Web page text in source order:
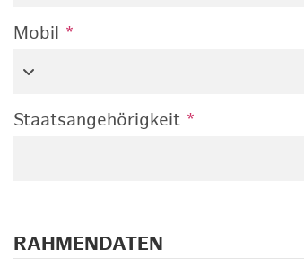
Mobil *
Staatsangehörigkeit *
RAHMENDATEN